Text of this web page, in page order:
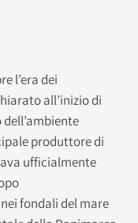
l’era dei
all’inizio di
produttore di
ufficialmente
fondali del mare